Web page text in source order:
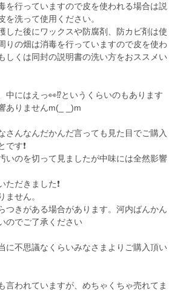
を行っていますので皮を使われる場合は説
を洗って使用ください。
した後にワックスや防腐剤、防カビ剤は使
りの畑は消毒を行っていますので皮を使わ
しくは同封の説明書の洗い方をおススメい
中にはえっ👀⁉️というくらいのもあります
ありませんm(_ _)m
さんなんだかんだ言っても見た目でご購入
す❗
いのを切って見ましたが中味には全然影響
ただきました❗
ません。
つきがある場合があります。河内ばんかん
のでご了承ください
に不思議なくらいみなさまよりご購入頂い
言われていますが、めちゃくちゃ売れてま